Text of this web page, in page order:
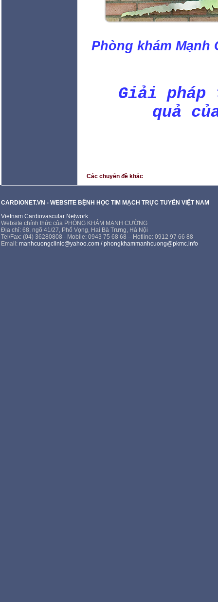
Phòng khám
Giải pháp
quả
Các chuyên đề khác
CARDIONET.VN - WEBSITE BỆNH HỌC TIM MẠCH TRỰC TUYẾN VIỆT NAM
Vietnam Cardiovascular Network
Website chính thức của PHÒNG KHÁM MẠNH CƯỜNG
Địa chỉ: 68, ngõ 41/27, Phố Vọng, Hai Bà Trưng, Hà Nội
Tel/Fax: (04) 36280808 - Mobile: 0943 75 68 68 – Hotline: 0912 97 66 88
Email:manhcuongclinic@yahoo.com /phongkhammanhcuong@pkmc.info